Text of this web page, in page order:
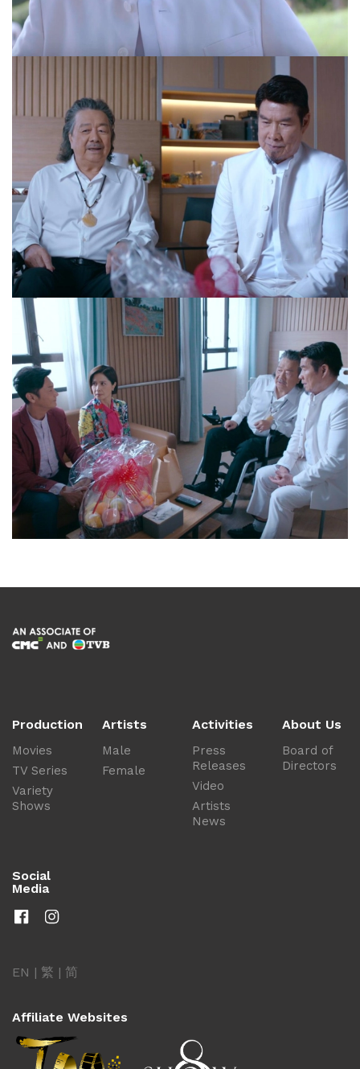
Production
Movies
TV Series
Variety
Shows
Artists
Male
Female
Activities
Press
Releases
Video
Artists
News
About Us
Board of
Directors
Social
Media
EN | 繁 | 简
Affiliate Websites